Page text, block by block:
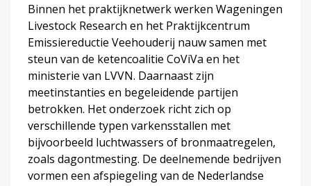
Binnen het praktijknetwerk werken Wageningen
Livestock Research en het Praktijkcentrum
Emissiereductie Veehouderij nauw samen met
steun van de ketencoalitie CoViVa en het
ministerie van LVVN. Daarnaast zijn
meetinstanties en begeleidende partijen
betrokken. Het onderzoek richt zich op
verschillende typen varkensstallen met
bijvoorbeeld luchtwassers of bronmaatregelen,
zoals dagontmesting. De deelnemende bedrijven
vormen een afspiegeling van de Nederlandse